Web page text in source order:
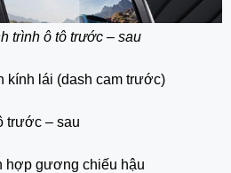
trình ô tô trước – sau
kính lái (dash cam trước)
trước – sau
hợp gương chiếu hậu